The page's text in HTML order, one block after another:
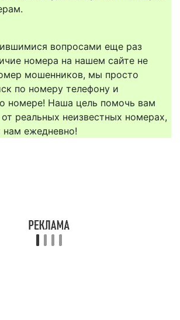
вопросами еще раз
номера на нашем сайте не
мошенников, мы просто
по номеру телефону и
номере! Наша цель помочь вам
реальных неизвестных номерах,
нам ежедневно!